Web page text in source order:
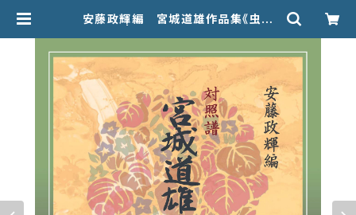
安藤政輝編 宮城道雄作品集《虫の